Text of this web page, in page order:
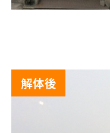
解体後